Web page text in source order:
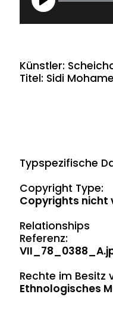
Play
Künstler:
Titel: Sidi
Typspezifische
Copyright Type:
Copyrights nicht
Relationships
Referenz:
Rechte im Besitz
Ethnologisches